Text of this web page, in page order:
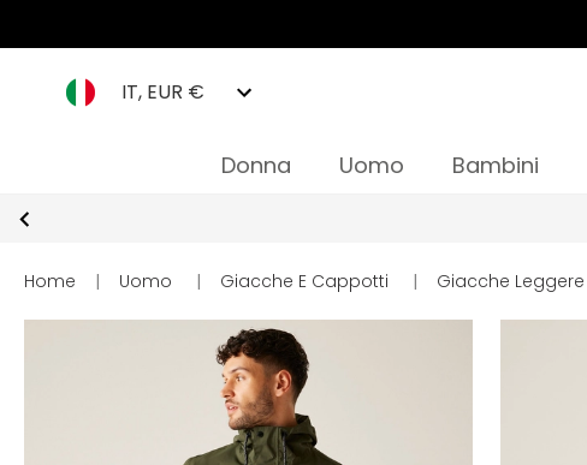
IT, EUR €
Donna Uomo Bambini
Home | Uomo | Giacche E Cappotti | Giacche Leggere